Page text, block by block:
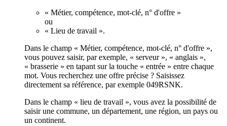
« Métier, compétence, mot-clé, n° d'offre »
ou
« Lieu de travail ».
Dans le champ « Métier, compétence, mot-clé, n° d'offre »,
vous pouvez saisir, par exemple, « serveur », « anglais »,
« brasserie » en tapant sur la touche « entrée » entre chaque
mot. Vous recherchez une offre précise ? Saisissez
directement sa référence, par exemple 049RSNK.
Dans le champ « lieu de travail », vous avez la possibilité de
saisir une commune, un département, une région, un pays ou
un continent.